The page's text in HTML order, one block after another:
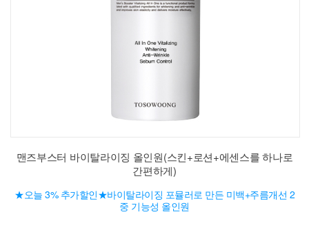
맨즈부스터 바이탈라이징 올인원(스킨+로션+에센스를 하나로
간편하게)
★오늘 3% 추가할인★바이탈라이징 포뮬러로 만든 미백+주름개선 2
중 기능성 올인원